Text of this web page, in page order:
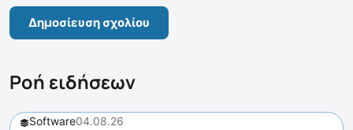
Ροή ειδήσεων
Software04.08.26